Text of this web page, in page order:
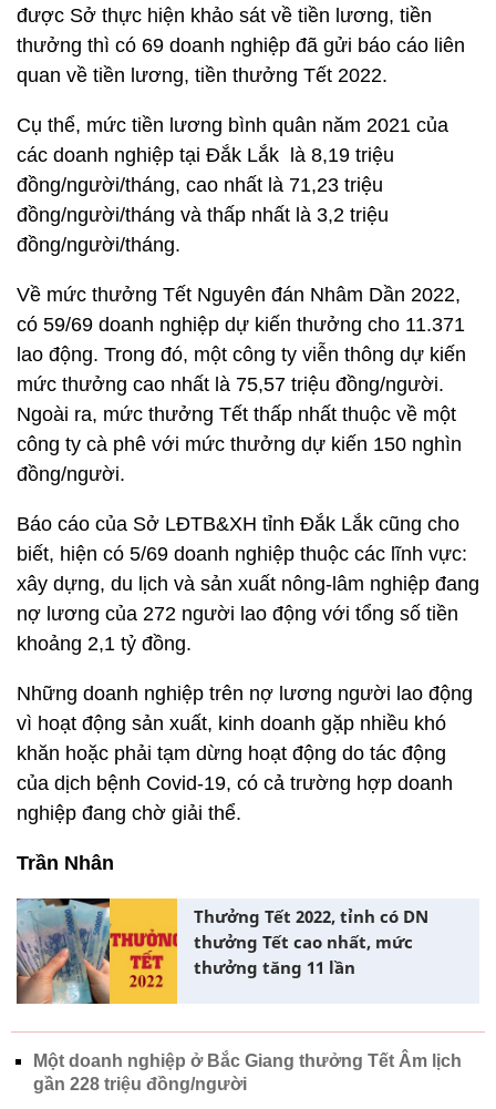
được Sở thực hiện khảo sát về tiền lương, tiền
thưởng thì có 69 doanh nghiệp đã gửi báo cáo liên
quan về tiền lương, tiền thưởng Tết 2022.
Cụ thể, mức tiền lương bình quân năm 2021 của
các doanh nghiệp tại Đắk Lắk là 8,19 triệu
đồng/người/tháng, cao nhất là 71,23 triệu
đồng/người/tháng và thấp nhất là 3,2 triệu
đồng/người/tháng.
Về mức thưởng Tết Nguyên đán Nhâm Dần 2022,
có 59/69 doanh nghiệp dự kiến thưởng cho 11.371
lao động. Trong đó, một công ty viễn thông dự kiến
mức thưởng cao nhất là 75,57 triệu đồng/người.
Ngoài ra, mức thưởng Tết thấp nhất thuộc về một
công ty cà phê với mức thưởng dự kiến 150 nghìn
đồng/người.
Báo cáo của Sở LĐTB&XH tỉnh Đắk Lắk cũng cho
biết, hiện có 5/69 doanh nghiệp thuộc các lĩnh vực:
xây dựng, du lịch và sản xuất nông-lâm nghiệp đang
nợ lương của 272 người lao động với tổng số tiền
khoảng 2,1 tỷ đồng.
Những doanh nghiệp trên nợ lương người lao động
vì hoạt động sản xuất, kinh doanh gặp nhiều khó
khăn hoặc phải tạm dừng hoạt động do tác động
của dịch bệnh Covid-19, có cả trường hợp doanh
nghiệp đang chờ giải thể.
Trần Nhân
Thưởng Tết 2022, tỉnh có DN
thưởng Tết cao nhất, mức
thưởng tăng 11 lần
Một doanh nghiệp ở Bắc Giang thưởng Tết Âm lịch
gần 228 triệu đồng/người